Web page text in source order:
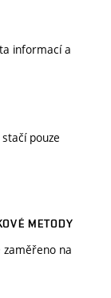
informací a
pouze
METODY
na